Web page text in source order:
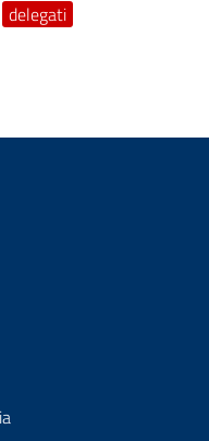
delegati